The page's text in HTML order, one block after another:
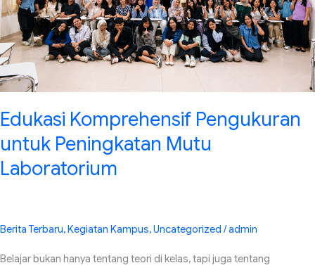
Edukasi Komprehensif Pengukuran
untuk Peningkatan Mutu
Laboratorium
Berita Terbaru, Kegiatan Kampus,Uncategorized /admin
Belajar bukan hanya tentang teori di kelas, tapi juga tentang
Laboratorium